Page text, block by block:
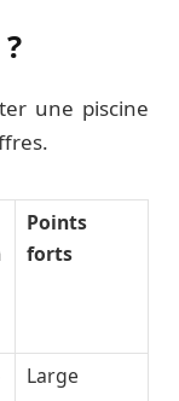
une piscine
Points
forts
Large